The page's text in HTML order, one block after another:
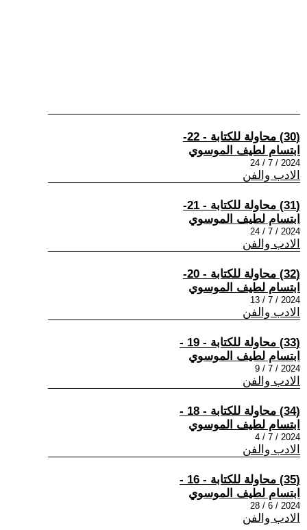
(30) محاولة للكتابة - 22-
ابتسام لطيف الموسوي
2024 / 7 / 24
الادب والفن
(31) محاولة للكتابة - 21-
ابتسام لطيف الموسوي
2024 / 7 / 24
الادب والفن
(32) محاولة للكتابة - 20-
ابتسام لطيف الموسوي
2024 / 7 / 13
الادب والفن
(33) محاولة للكتابة - 19 -
ابتسام لطيف الموسوي
2024 / 7 / 9
الادب والفن
(34) محاولة للكتابة - 18 -
ابتسام لطيف الموسوي
2024 / 7 / 4
الادب والفن
(35) محاولة للكتابة - 16 -
ابتسام لطيف الموسوي
2024 / 6 / 28
الادب والفن